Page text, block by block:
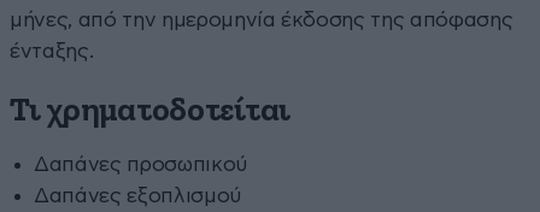
μήνες, από την ημερομηνία έκδοσης της απόφασης
ένταξης.
Τι χρηματοδοτείται
Δαπάνες προσωπικού
Δαπάνες εξοπλισμού